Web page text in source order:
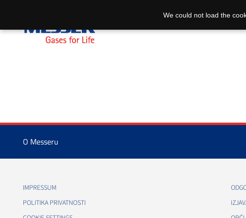
O Messeru
IMPRESSUM
POLITIKA PRIVATNOSTI
We could not load the